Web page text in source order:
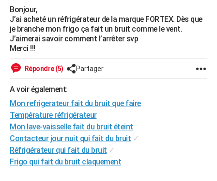
Essais
Réserver un essai
Citadines
Berlines
SUV
Forum auto
+HIGH-TECH
Mobiles
Meilleur smartphone
Internet
Ordinateurs
Jeux vidéo
Guide high-tech
+BRICOLAGE
Forum
Aménagement intérieur
Extérieur
Cuisine
Salle de bains
Jardinage
Rangement
Guides de France
Escapades
Patrimoine
Expositions
Musées
Week-end nature
Art de vivre
Bien-être
Loisirs
Mode
Modes de vie
Alimentation
Guide de la santé
Maladies
Médicaments
Sommeil
VOYAGE
PHOTO
GUIDES D'ACHAT
Bonjour,
J’ai acheté un réfrigérateur de la marque FORTEX. Dès que
je branche mon frigo ça fait un bruit comme le vent.
J’aimerai savoir comment l’arrêter svp
Merci !!!
Répondre (5) Partager
A voir également:
Mon refrigerateur fait du bruit que faire
Température réfrigérateur
Mon lave-vaisselle fait du bruit éteint
Contacteur jour nuit qui fait du bruit ✓
Réfrigérateur qui fait du bruit ✓
Frigo qui fait du bruit claquement